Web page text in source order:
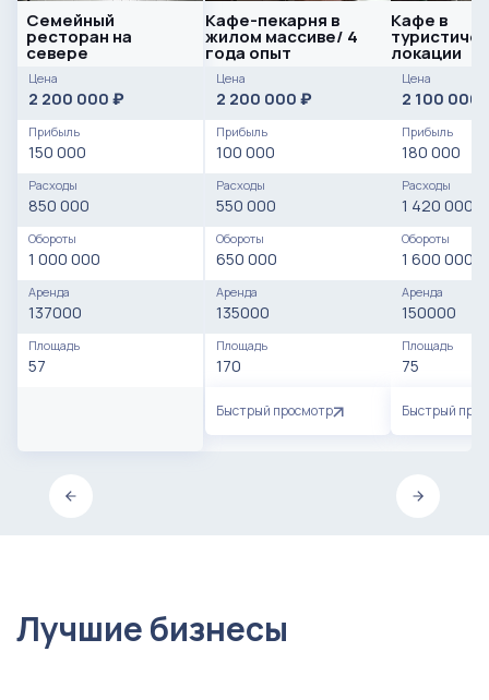
Семейный
ресторан на
севере
Цена
2 200 000 ₽
Прибыль
150 000
Расходы
850 000
Обороты
1 000 000
Аренда
137000
Площадь
57
Кафе-пекарня в
жилом массиве/ 4
года опыт
Цена
2 200 000 ₽
Прибыль
100 000
Расходы
550 000
Обороты
650 000
Аренда
135000
Площадь
170
Быстрый просмотр
Кафе в
локации
Цена
2 100 000
Прибыль
180 000
Расходы
1 420 000
Обороты
1 600 000
Аренда
150000
Площадь
75
Быстрый
Лучшие бизнесы